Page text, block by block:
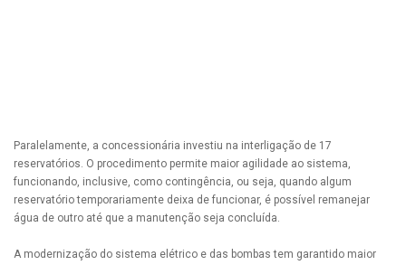
Paralelamente, a concessionária investiu na interligação de 17
reservatórios. O procedimento permite maior agilidade ao sistema,
funcionando, inclusive, como contingência, ou seja, quando algum
reservatório temporariamente deixa de funcionar, é possível remanejar
água de outro até que a manutenção seja concluída.
A modernização do sistema elétrico e das bombas tem garantido maior